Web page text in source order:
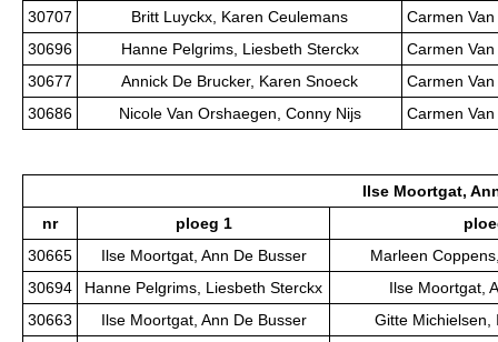
30707
Britt Luyckx, Karen Ceulemans
Carmen
30696
Hanne Pelgrims, Liesbeth Sterckx
Carmen
30677
Annick De Brucker, Karen Snoeck
Carmen
30686
Nicole Van Orshaegen, Conny Nijs Carmen
Ilse Moortgat,
nr
ploeg 1
30665
Ilse Moortgat, Ann De Busser
Marleen
30694
Hanne Pelgrims, Liesbeth Sterckx
Ilse Moortgat,
30663
Ilse Moortgat, Ann De Busser
Gitte Michielsen,